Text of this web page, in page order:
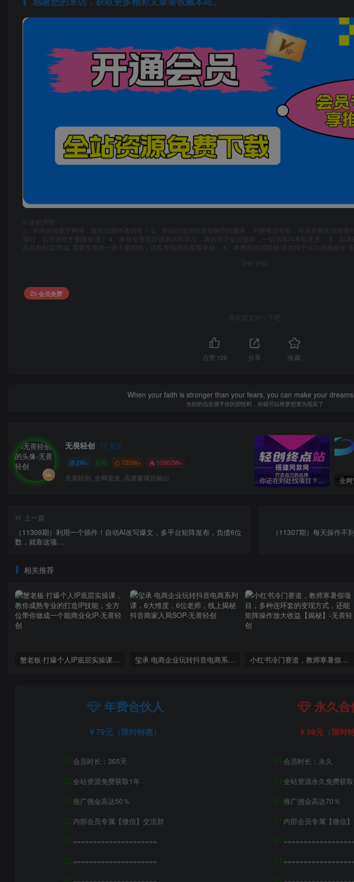
版权声明
1、本内容转载于网络，版权归原作者所有！ 2、本站仅提供信息存储空间服务，不拥有所有权，不承担相关法律
我们，会尽快给予删除处理！ 4、本站全资源仅供测试和学习，请勿用于非法操作，一切后果与本站无关。 5、如
及自身权益/利益 需要投资的一律不要相信，访客发现请向客服举报。 6、本教程仅供揭秘 请勿用于非法违规操作
THE END
会员免费
喜欢就支持一下吧
点赞 129 分享 收藏
When your faith is stronger than your fears, you can make your
当你的信念强于你的胆怯时，你就可以将梦想变为现实了
无畏轻创 关注
2W+ 0 720W+ 10862W+
无畏轻创_全网首发_高质量项目输出 你还在到处找项目？还在当韭菜？我靠卖项目一个月收入5万+，曾经我也是个失败者。
上一篇
（11309期）利用一个插件！自动AI改写爆文，多平台矩阵发布，负债6位
数，就靠这项…
（11307期）每天操作不
相关推荐
蟹老板·打爆个人IP底层实操课，教你成熟专业的打造IP技能，全方位带你做成一个能商业化IP 玺承·电商企业玩转抖音电商系列课，6大维度，6位老师，线上揭秘抖音商家入局SOP 小红书冷门赛道，教师寒暑假项目，多种连环套的变现方式，还能矩阵操作放大收益【揭秘】
年费合伙人
79元（限时特惠）
☑ 会员时长：365天
☑ 全站资源免费获取1年
☑ 推广佣金高达50％
☑ 内部会员专属【微信】交流群
☑ =====================
☑ =====================
永久合
99元（限时特
☑ 会员时长：永久
☑ 全站资源永久免费获取
☑ 推广佣金高达70％
☑ 内部会员专属【微信
☑
☑